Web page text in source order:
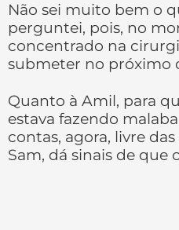
Não sei muito bem o
perguntei, pois, no
concentrado na
submeter no próximo
Quanto à Amil, para
estava fazendo
contas, agora, livre
Sam, dá sinais de que